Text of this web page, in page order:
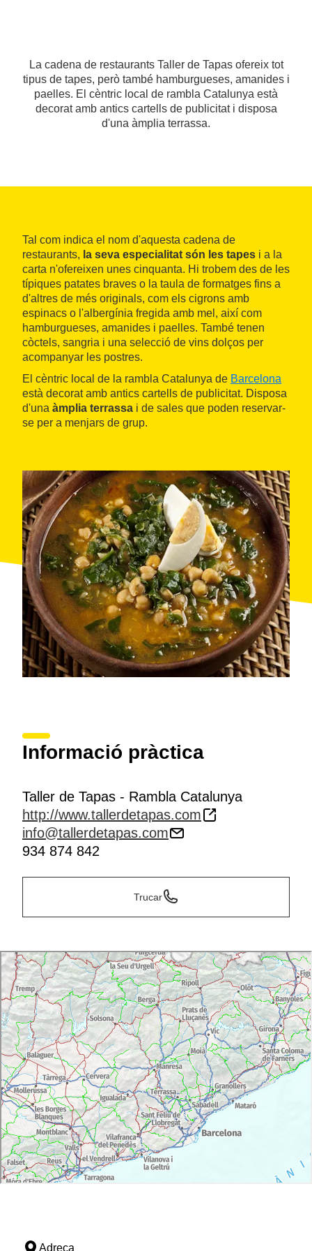
La cadena de restaurants Taller de Tapas ofereix tot
tipus de tapes, però també hamburgueses, amanides i
paelles. El cèntric local de rambla Catalunya està
decorat amb antics cartells de publicitat i disposa
d'una àmplia terrassa.
Tal com indica el nom d'aquesta cadena de
restaurants, la seva especialitat són les tapes i a la
carta n'ofereixen unes cinquanta. Hi trobem des de les
típiques patates braves o la taula de formatges fins a
d'altres de més originals, com els cigrons amb
espinacs o l'albergínia fregida amb mel, així com
hamburgueses, amanides i paelles. També tenen
còctels, sangria i una selecció de vins dolços per
acompanyar les postres.
El cèntric local de la rambla Catalunya de Barcelona
està decorat amb antics cartells de publicitat. Disposa
d'una àmplia terrassa i de sales que poden reservar-
se per a menjars de grup.
Informació pràctica
Taller de Tapas - Rambla Catalunya
http://www.tallerdetapas.com
info@tallerdetapas.com
934 874 842
Trucar
Adreça